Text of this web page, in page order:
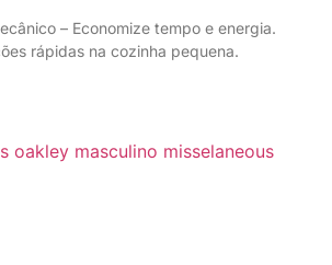
– Economize tempo e energia.
rápidas na cozinha pequena.